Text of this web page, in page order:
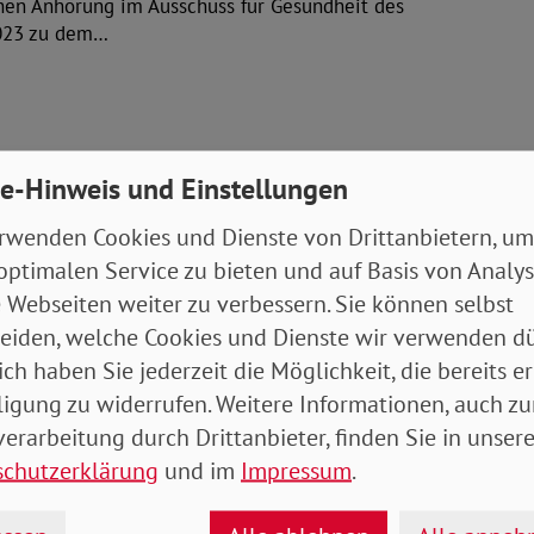
Anhörung im Ausschuss für Gesundheit des
zu dem…
Formulierungshilfe der Bundesregierung für die
und der FDP -…
Patientenberatung
Hinweis und Einstellungen
Cookies und Dienste von Drittanbietern,
Service zu bieten und auf Basis von
Webseiten weiter zu verbessern. Sie können selbst
welche Cookies und Dienste wir verwenden
haben Sie jederzeit die Möglichkeit, die bereits
zu widerrufen. Weitere Informationen, auch
durch Drittanbieter, finden Sie in
und im Impressum.